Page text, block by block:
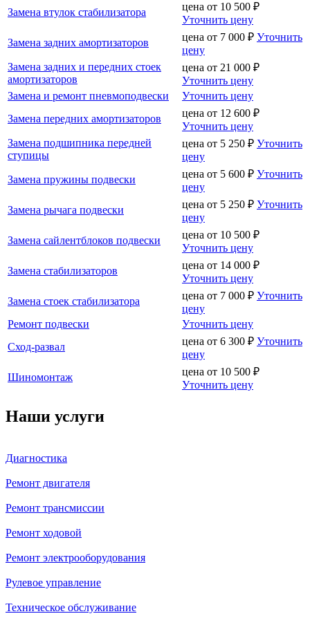
Замена втулок стабилизатора
цена от 10 500 ₽
Уточнить цену
Замена задних амортизаторов
цена от 7 000 ₽ Уточнить
цену
Замена задних и передних стоек
амортизаторов
цена от 21 000 ₽
Уточнить цену
Замена и ремонт пневмоподвески
Уточнить цену
Замена передних амортизаторов
цена от 12 600 ₽
Уточнить цену
Замена подшипника передней
ступицы
цена от 5 250 ₽ Уточнить
цену
Замена пружины подвески
цена от 5 600 ₽ Уточнить
цену
Замена рычага подвески
цена от 5 250 ₽ Уточнить
цену
Замена сайлентблоков подвески
цена от 10 500 ₽
Уточнить цену
Замена стабилизаторов
цена от 14 000 ₽
Уточнить цену
Замена стоек стабилизатора
цена от 7 000 ₽ Уточнить
цену
Ремонт подвески
Уточнить цену
Сход-развал
цена от 6 300 ₽ Уточнить
цену
Шиномонтаж
цена от 10 500 ₽
Уточнить цену
Наши услуги
Диагностика
Ремонт двигателя
Ремонт трансмиссии
Ремонт ходовой
Ремонт электрооборудования
Рулевое управление
Техническое обслуживание